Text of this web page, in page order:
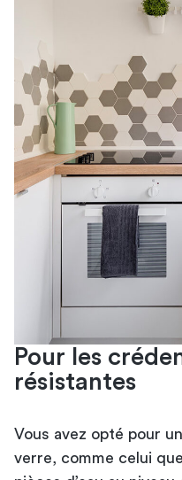
Pour les
résistantes
Vous avez opté pour
verre, comme celui